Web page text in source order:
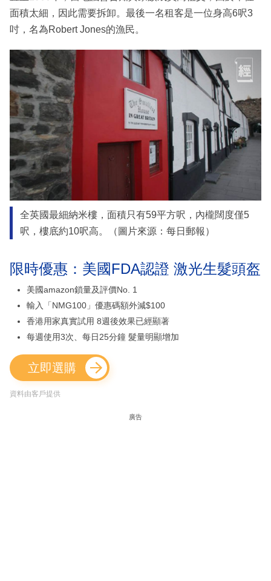
面積太細，因此需要拆卸。最後一名租客是一位身高6呎3
吋，名為Robert Jones的漁民。
全英國最細納米樓，面積只有59平方呎，內櫳闊度僅5
呎，樓底約10呎高。（圖片來源：每日郵報）
限時優惠：美國FDA認證 激光生髮頭盔
美國amazon鎖量及評價No. 1
輸入「NMG100」優惠碼額外減$100
香港用家真實試用 8週後效果已經顯著
每週使用3次、每日25分鐘 髮量明顯增加
立即選購
資料由客戶提供
廣告